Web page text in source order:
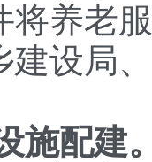
将养老
建设局
施配建